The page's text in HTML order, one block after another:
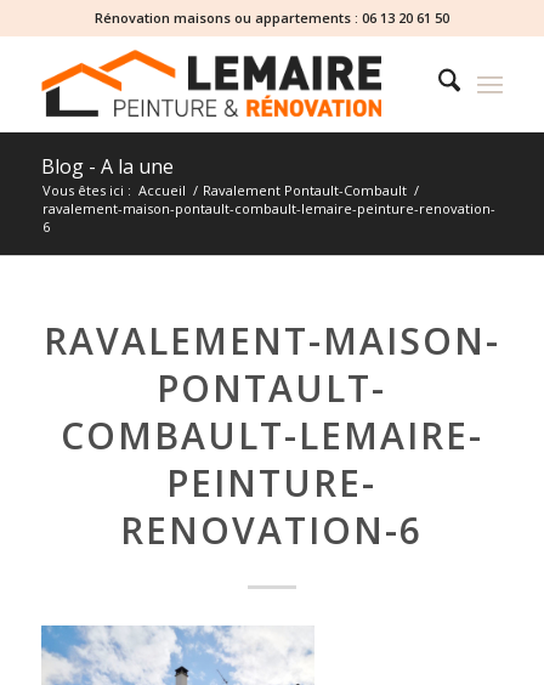
Rénovation maisons ou appartements : 06 13 20 61 50
Blog - A la une
Vous êtes ici : Accueil / Ravalement Pontault-Combault /
ravalement-maison-pontault-combault-lemaire-peinture-renovation-
6
RAVALEMENT-MAISON-
PONTAULT-
COMBAULT-LEMAIRE-
PEINTURE-
RENOVATION-6